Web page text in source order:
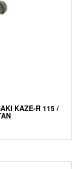
KAZE-R 115 /